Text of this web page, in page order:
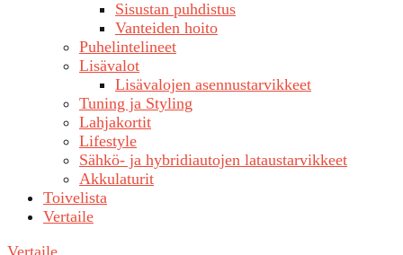
Sisustan puhdistus
Vanteiden hoito
Puhelintelineet
Lisävalot
Lisävalojen asennustarvikkeet
Tuning ja Styling
Lahjakortit
Lifestyle
Sähkö- ja hybridiautojen lataustarvikkeet
Akkulaturit
Toivelista
Vertaile